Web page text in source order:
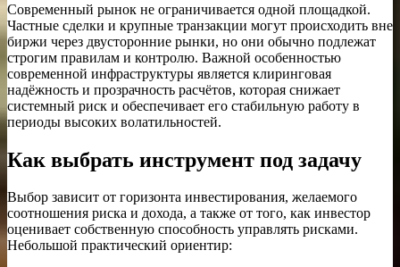
Современный рынок не ограничивается одной площадкой.
Частные сделки и крупные транзакции могут происходить вне
биржи через двусторонние рынки, но они обычно подлежат
строгим правилам и контролю. Важной особенностью
современной инфраструктуры является клиринговая
надёжность и прозрачность расчётов, которая снижает
системный риск и обеспечивает его стабильную работу в
периоды высоких волатильностей.
Как выбрать инструмент под задачу
Выбор зависит от горизонта инвестирования, желаемого
соотношения риска и дохода, а также от того, как инвестор
оценивает собственную способность управлять рисками.
Небольшой практический ориентир: